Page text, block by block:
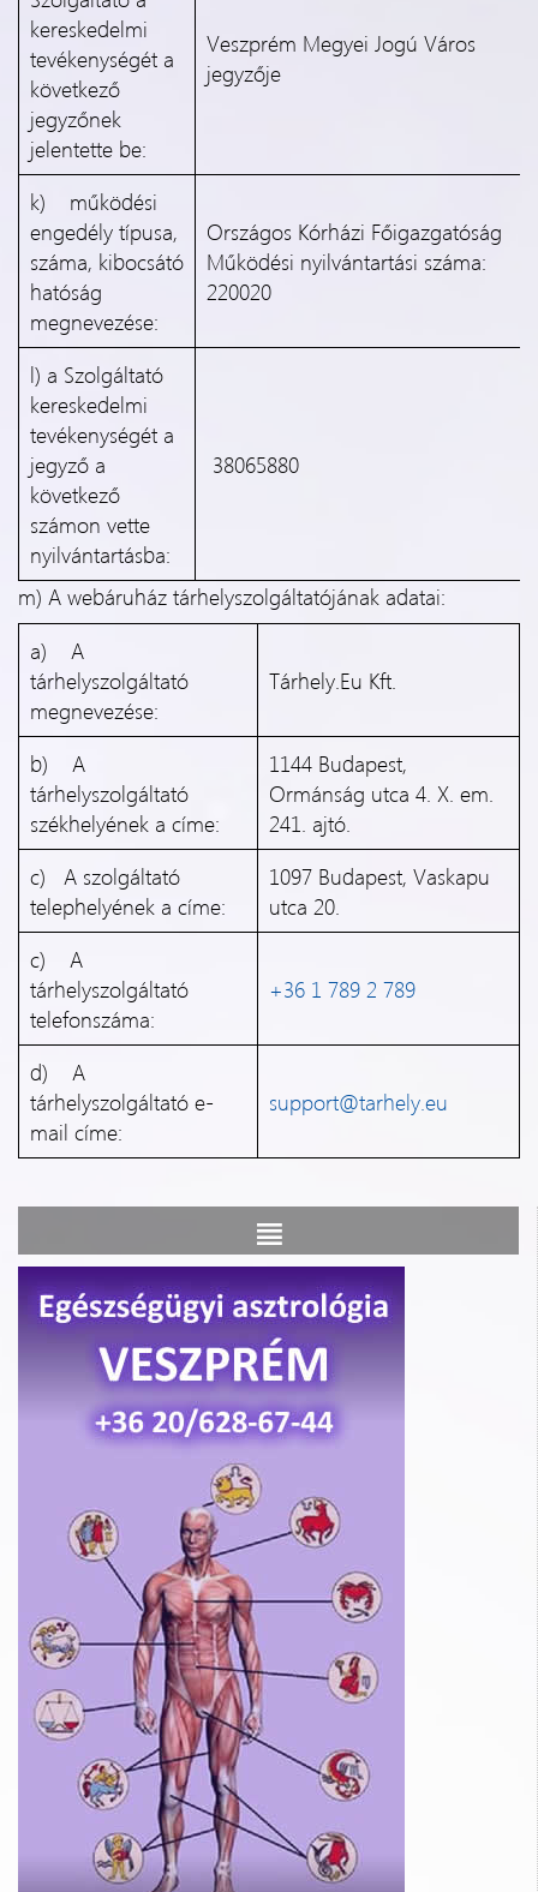
kereskedelmi
tevékenységét a
következő
jegyzőnek
jelentette be:
Veszprém Megyei Jogú Város
jegyzője
k) működési
engedély típusa,
száma, kibocsátó
hatóság
megnevezése:
Országos Kórházi Főigazgatóság
Működési nyilvántartási száma:
220020
l) a Szolgáltató
kereskedelmi
tevékenységét a
jegyző a
következő
számon vette
nyilvántartásba:
38065880
m) A webáruház tárhelyszolgáltatójának adatai:
a) A
tárhelyszolgáltató
megnevezése:
Tárhely.Eu Kft.
b) A
tárhelyszolgáltató
székhelyének a címe:
1144 Budapest,
Ormánság utca 4. X. em.
241. ajtó.
c) A szolgáltató
telephelyének a címe:
1097 Budapest, Vaskapu
utca 20.
c) A
tárhelyszolgáltató
telefonszáma:
+36 1 789 2 789
d) A
tárhelyszolgáltató e-
mail címe:
support@tarhely.eu